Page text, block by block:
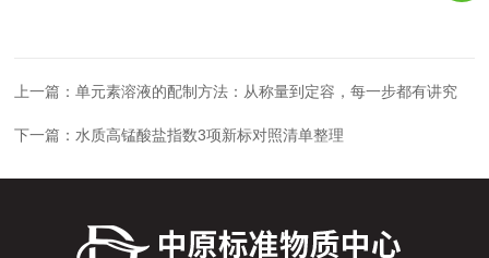
上一篇：单元素溶液的配制方法：从称量到定容，每一步都有讲究
下一篇： 水质高锰酸盐指数3项新标对照清单整理